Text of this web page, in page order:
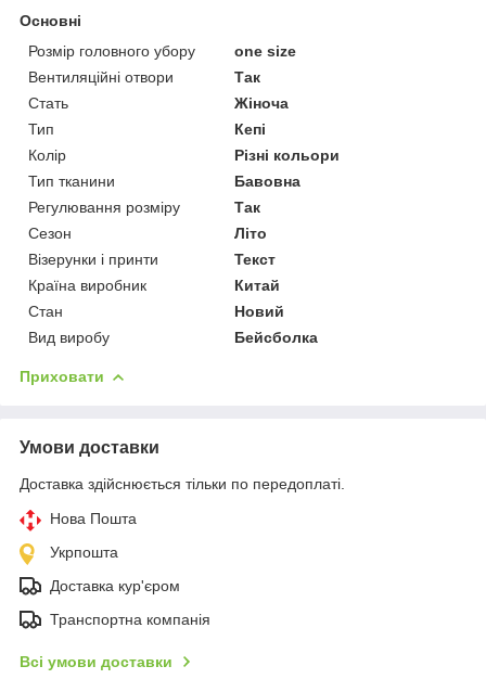
Основні
Розмір головного убору
one size
Вентиляційні отвори
Так
Стать
Жіноча
Тип
Кепі
Колір
Різні кольори
Тип тканини
Бавовна
Регулювання розміру
Так
Сезон
Літо
Візерунки і принти
Текст
Країна виробник
Китай
Стан
Новий
Вид виробу
Бейсболка
Приховати
Умови доставки
Доставка здійснюється тільки по передоплаті.
Нова Пошта
Укрпошта
Доставка кур'єром
Транспортна компанія
Всі умови доставки